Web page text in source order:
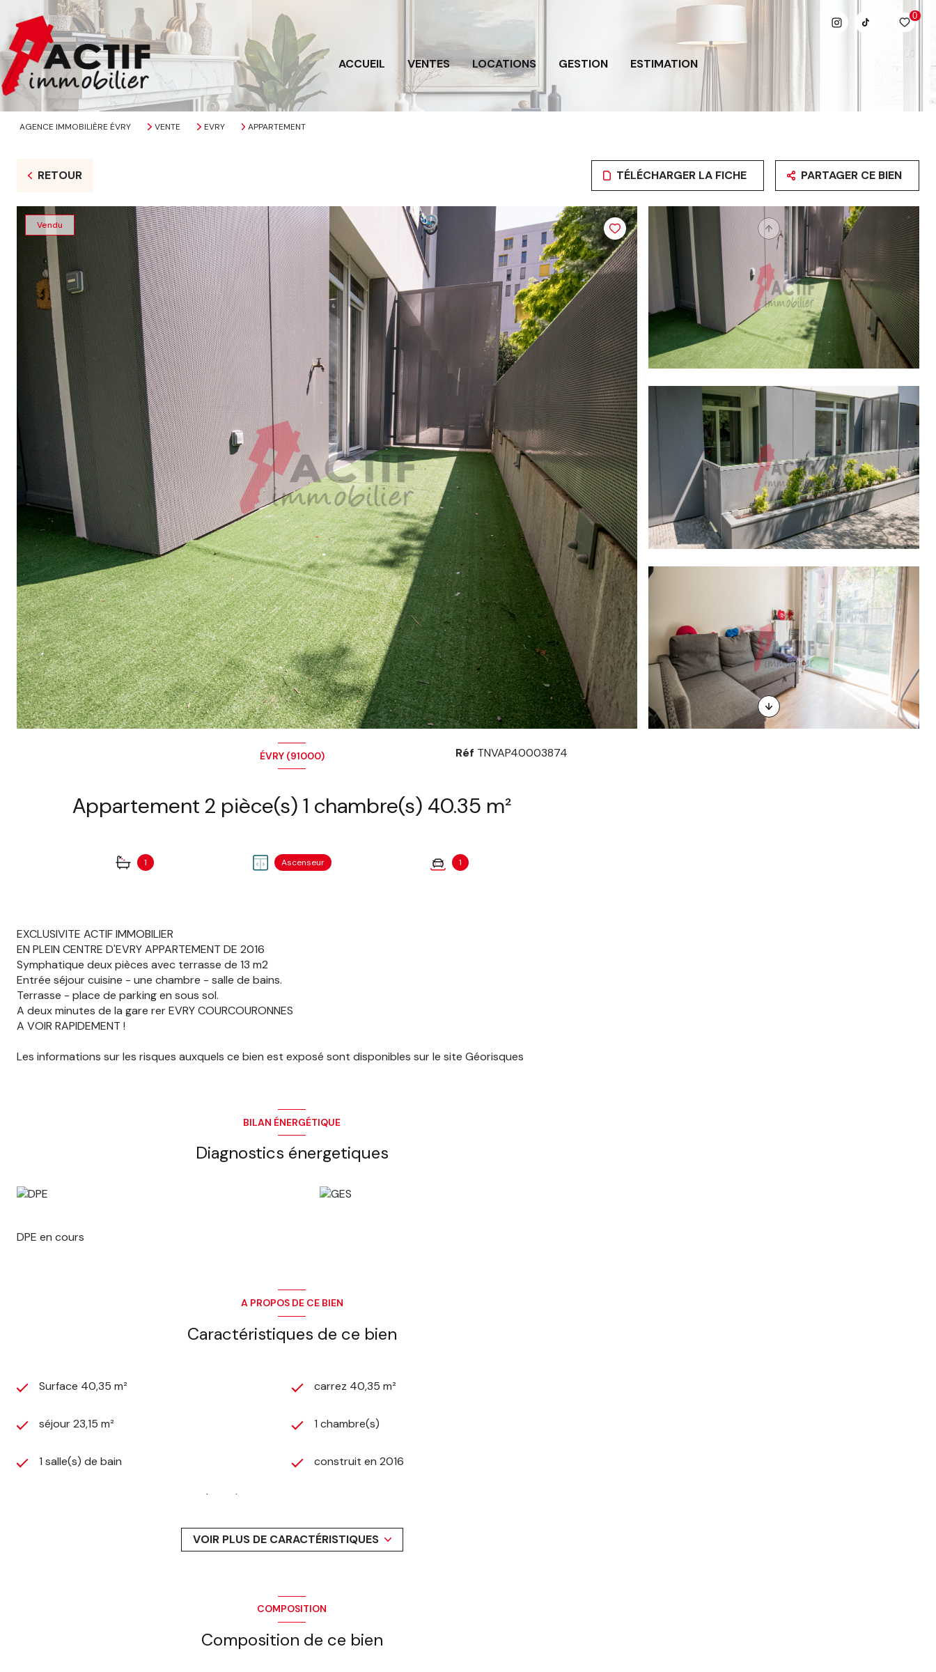
0
ACCUEIL VENTES LOCATIONS GESTION ESTIMATION
AGENCE IMMOBILIÈRE ÉVRY VENTE EVRY APPARTEMENT
RETOUR TÉLÉCHARGER LA FICHE PARTAGER CE BIEN
Vendu
ÉVRY (91000)
Appartement 2 pièce(s) 1 chambre(s) 40.35 m²
1 Ascenseur 1
Réf TNVAP40003874
EXCLUSIVITE ACTIF IMMOBILIER
EN PLEIN CENTRE D'EVRY APPARTEMENT DE 2016
Symphatique deux pièces avec terrasse de 13 m2
Entrée séjour cuisine - une chambre - salle de bains.
Terrasse - place de parking en sous sol.
A deux minutes de la gare rer EVRY COURCOURONNES
A VOIR RAPIDEMENT !
Les informations sur les risques auxquels ce bien est exposé sont disponibles sur le site Géorisques
BILAN ÉNERGÉTIQUE
Diagnostics énergetiques
DPE en cours
A PROPOS DE CE BIEN
Caractéristiques de ce bien
Surface 40,35 m² carrez 40,35 m²
séjour 23,15 m² 1 chambre(s)
1 salle(s) de bain construit en 2016
Chauffage collectif : convecteur (autre)
terrasse
accès handicapé
VOIR PLUS DE CARACTÉRISTIQUES
COMPOSITION
Composition de ce bien